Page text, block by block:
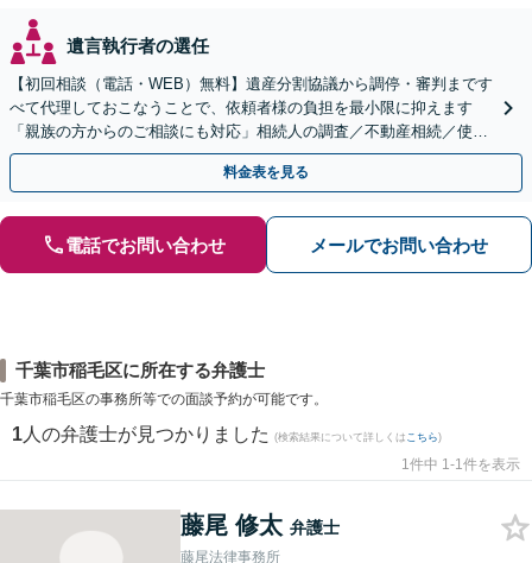
遺言執行者の選任
【初回相談（電話・WEB）無料】遺産分割協議から調停・審判まです
べて代理しておこなうことで、依頼者様の負担を最小限に抑えます
「親族の方からのご相談にも対応」相続人の調査／不動産相続／使い
込み【東京都在住以外の方も対応】
料金表を見る
電話でお問い合わせ メールでお問い合わせ
千葉市稲毛区に所在する弁護士
千葉市稲毛区の事務所等での面談予約が可能です。
1 人の弁護士が見つかりました (検索結果について詳しくは こちら)
1件中 1-1件を表示
藤尾 修太 弁護士
藤尾法律事務所